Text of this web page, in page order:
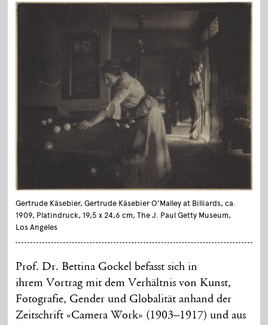
Gertrude Käsebier, Gertrude Käsebier O’Malley at Billiards, ca.
1909, Platindruck, 19,5 x 24,6 cm, The J. Paul Getty Museum,
Los Angeles
Prof. Dr. Bettina Gockel befasst sich in
ihrem Vortrag mit dem Verhältnis von Kunst,
Fotografie, Gender und Globalität anhand der
Zeitschrift «Camera Work» (1903–1917) und aus